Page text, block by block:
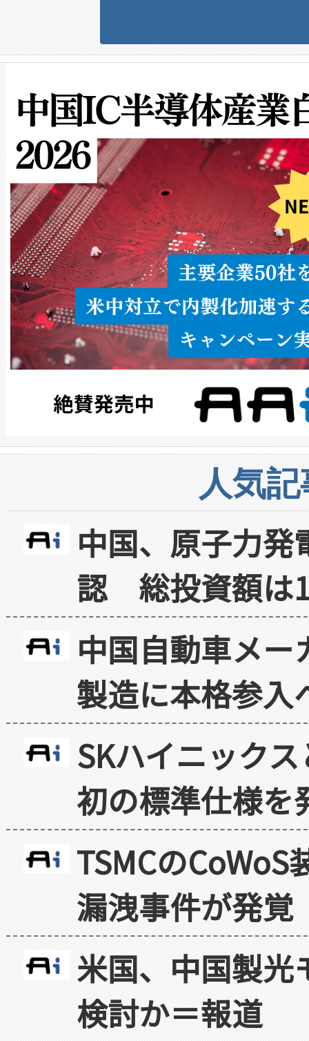
人気
中国、原子力
認 総投資額は
中国自動車メ
製造に本格参入
SKハイニック
初の標準仕様を
TSMCの
漏洩事件が発覚
米国、中国製光
検討か＝報道